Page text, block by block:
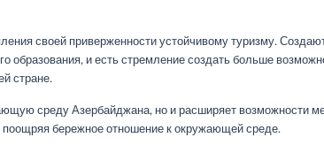
своей приверженности устойчивому туризму.
образования, и есть стремление создать больше
стране.
среду Азербайджана, но и расширяет возможности
поощряя бережное отношение к окружающей среде.